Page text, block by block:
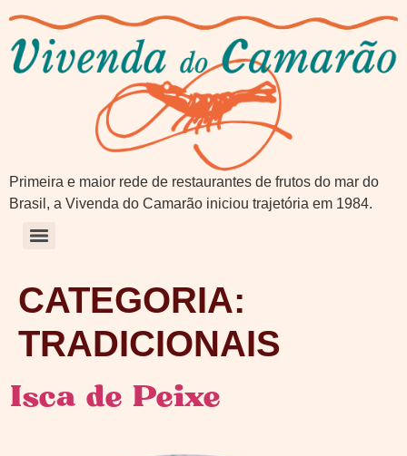
Primeira e maior rede de restaurantes de frutos do mar do
Brasil, a Vivenda do Camarão iniciou trajetória em 1984.
CATEGORIA:
TRADICIONAIS
Isca de Peixe